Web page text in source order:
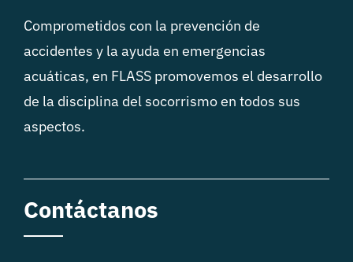
Comprometidos con la prevención de
accidentes y la ayuda en emergencias
acuáticas, en FLASS promovemos el desarrollo
de la disciplina del socorrismo en todos sus
aspectos.
Contáctanos